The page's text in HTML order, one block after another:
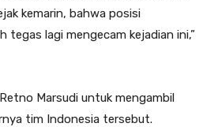
kemarin, bahwa posisi
tegas lagi mengecam kejadian ini,”
Marsudi untuk mengambil
tim Indonesia tersebut.